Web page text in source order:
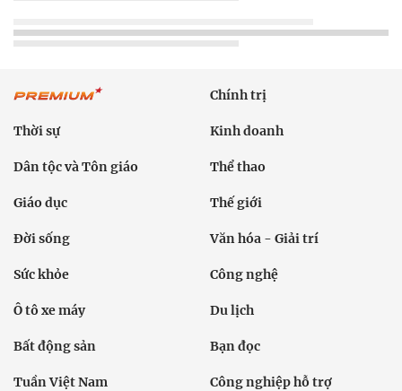
Chính trị
Thời sự Kinh doanh
Dân tộc và Tôn giáo Thể thao
Giáo dục Thế giới
Đời sống Văn hóa - Giải trí
Sức khỏe Công nghệ
Ô tô xe máy Du lịch
Bất động sản Bạn đọc
Tuần Việt Nam Công nghiệp hỗ trợ